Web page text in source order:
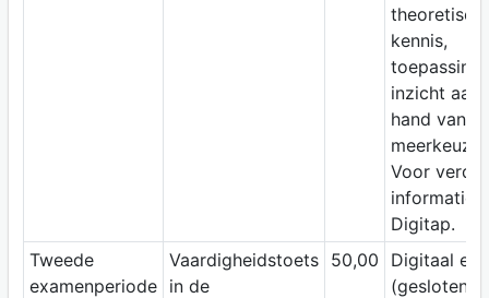
kennis,
inzicht aan
hand van
Voor
informatie,
Digitap.
Tweede
examenperiode
Vaardigheidstoets
in de
50,00
Digitaal
(gesloten